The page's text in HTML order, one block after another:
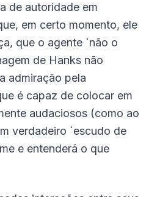
de autoridade em
em certo momento, ele
que o agente `não o
de Hanks não
admiração pela
é capaz de colocar em
audaciosos (como ao
verdadeiro `escudo de
e entenderá o que